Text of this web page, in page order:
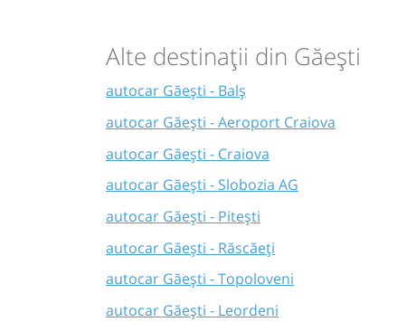
Alte destinații din Găești
autocar Găești - Balș
autocar Găești - Aeroport Craiova
autocar Găești - Craiova
autocar Găești - Slobozia AG
autocar Găești - Pitești
autocar Găești - Răscăeți
autocar Găești - Topoloveni
autocar Găești - Leordeni